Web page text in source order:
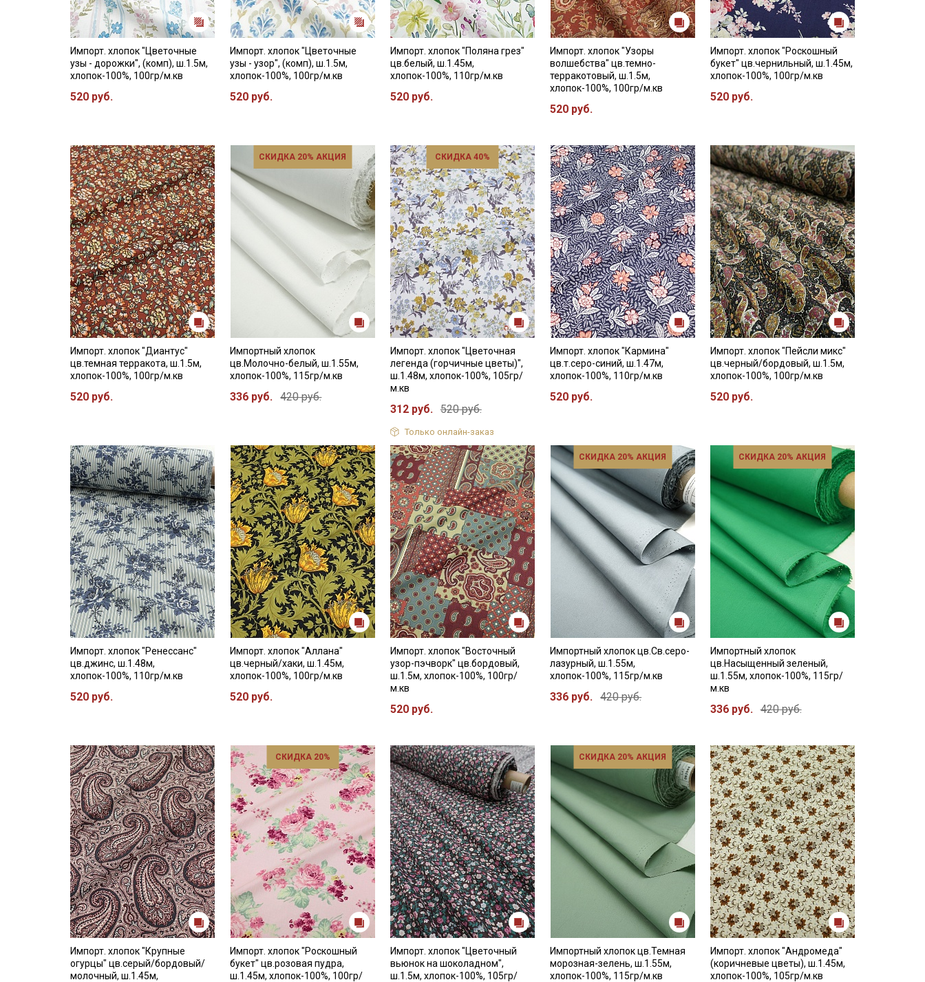
Импорт. хлопок "Цветочные
узы - дорожки", (комп), ш.1.5м,
хлопок-100%, 100гр/м.кв
520 руб.
Импорт. хлопок "Цветочные
узы - узор", (комп), ш.1.5м,
хлопок-100%, 100гр/м.кв
520 руб.
Импорт. хлопок "Поляна грез"
цв.белый, ш.1.45м,
хлопок-100%, 110гр/м.кв
520 руб.
Импорт. хлопок "Узоры
волшебства" цв.темно-
терракотовый, ш.1.5м,
хлопок-100%, 100гр/м.кв
520 руб.
Импорт. хлопок "Роскошный
букет" цв.чернильный, ш.1.45м,
хлопок-100%, 100гр/м.кв
520 руб.
Импорт. хлопок "Диантус"
цв.темная терракота, ш.1.5м,
хлопок-100%, 100гр/м.кв
520 руб.
СКИДКА 20% АКЦИЯ
Импортный хлопок
цв.Молочно-белый, ш.1.55м,
хлопок-100%, 115гр/м.кв
336 руб. 420 руб.
СКИДКА 40%
Импорт. хлопок "Цветочная
легенда (горчичные цветы)",
ш.1.48м, хлопок-100%, 105гр/
м.кв
312 руб. 520 руб.
Только онлайн-заказ
Импорт. хлопок "Кармина"
цв.т.серо-синий, ш.1.47м,
хлопок-100%, 110гр/м.кв
520 руб.
Импорт. хлопок "Пейсли микс"
цв.черный/бордовый, ш.1.5м,
хлопок-100%, 100гр/м.кв
520 руб.
Импорт. хлопок "Ренессанс"
цв.джинс, ш.1.48м,
хлопок-100%, 110гр/м.кв
520 руб.
Импорт. хлопок "Аллана"
цв.черный/хаки, ш.1.45м,
хлопок-100%, 100гр/м.кв
520 руб.
Импорт. хлопок "Восточный
узор-пэчворк" цв.бордовый,
ш.1.5м, хлопок-100%, 100гр/
м.кв
520 руб.
СКИДКА 20% АКЦИЯ
Импортный хлопок цв.Св.серо-
лазурный, ш.1.55м,
хлопок-100%, 115гр/м.кв
336 руб. 420 руб.
СКИДКА 20% АКЦИЯ
Импортный хлопок
цв.Насыщенный зеленый,
ш.1.55м, хлопок-100%, 115гр/
м.кв
336 руб. 420 руб.
Импорт. хлопок "Крупные
огурцы" цв.серый/бордовый/
молочный, ш.1.45м,
СКИДКА 20%
Импорт. хлопок "Роскошный
букет" цв.розовая пудра,
ш.1.45м, хлопок-100%, 100гр/
Импорт. хлопок "Цветочный
вьюнок на шоколадном",
ш.1.5м, хлопок-100%, 105гр/
СКИДКА 20% АКЦИЯ
Импортный хлопок цв.Темная
морозная-зелень, ш.1.55м,
хлопок-100%, 115гр/м.кв
Импорт. хлопок "Андромеда"
(коричневые цветы), ш.1.45м,
хлопок-100%, 105гр/м.кв
Секретная рассылка от
промокоды и скидки до 30% на узкие
категории тканей
Электронная почта
Подписаться
Ознакомлен(а) сПолитикой обработки персональных
данных
и даюСогласие на обработку персональных
данных
Даю
Согласие на получение рекламных и
информационных рассылок